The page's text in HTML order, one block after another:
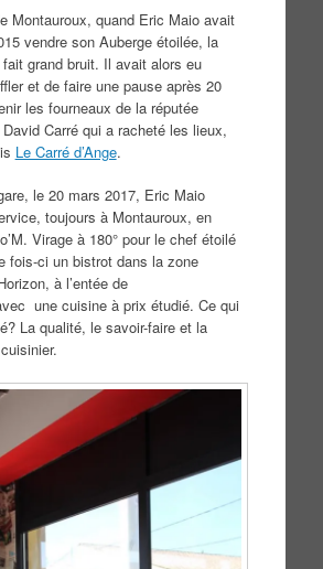
Montauroux, quand Eric Maio avait
vendre son Auberge étoilée, la
grand bruit. Il avait alors eu
et de faire une pause après 20
les fourneaux de la réputée
David Carré qui a racheté les lieux,
Le Carré d’Ange.
le 20 mars 2017, Eric Maio
toujours à Montauroux, en
Virage à 180° pour le chef étoilé
fois-ci un bistrot dans la zone
à l’entée de
une cuisine à prix étudié. Ce qui
La qualité, le savoir-faire et la